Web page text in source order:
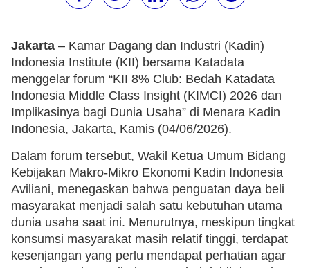
Jakarta – Kamar Dagang dan Industri (Kadin)
Indonesia Institute (KII) bersama Katadata
menggelar forum “KII 8% Club: Bedah Katadata
Indonesia Middle Class Insight (KIMCI) 2026 dan
Implikasinya bagi Dunia Usaha” di Menara Kadin
Indonesia, Jakarta, Kamis (04/06/2026).
Dalam forum tersebut, Wakil Ketua Umum Bidang
Kebijakan Makro-Mikro Ekonomi Kadin Indonesia
Aviliani, menegaskan bahwa penguatan daya beli
masyarakat menjadi salah satu kebutuhan utama
dunia usaha saat ini. Menurutnya, meskipun tingkat
konsumsi masyarakat masih relatif tinggi, terdapat
kesenjangan yang perlu mendapat perhatian agar